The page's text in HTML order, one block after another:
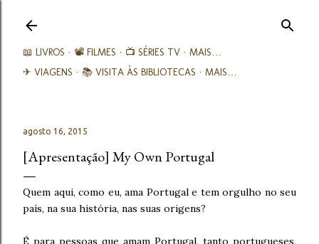
📖 LIVROS 📽️ FILMES 📺 SÉRIES TV
MAIS…
✈ VIAGENS
📚︎ VISITA ÀS BIBLIOTECAS MAIS…
agosto 16, 2015
[Apresentação] My Own Portugal
Quem aqui, como eu, ama Portugal e tem orgulho no seu
país, na sua história, nas suas origens?
É para pessoas que amam Portugal, tanto portugueses,